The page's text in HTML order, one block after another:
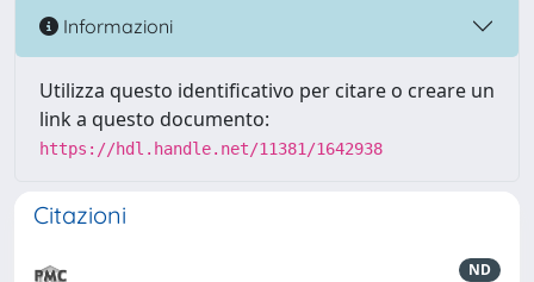
Informazioni
Utilizza questo identificativo per citare o creare un
link a questo documento:
https://hdl.handle.net/11381/1642938
Citazioni
ND